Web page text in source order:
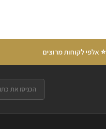
⭐ אלפי לקוחות מרוצים